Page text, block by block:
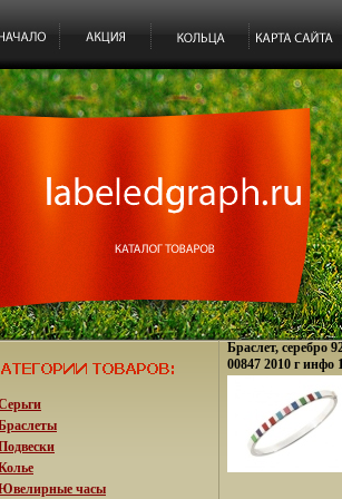
часы
Браслет, серебро
00847 2010 г инфо